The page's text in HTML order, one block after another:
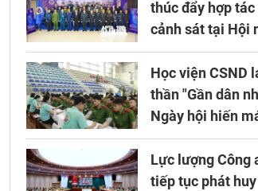
thúc đẩy hợp
cảnh sát tại Hội
niên lần thứ 10
APTA
Học viện CSND
thần "Gần dân
Ngày hội hiến
nguyện
Lực lượng Công
tiếp tục phát